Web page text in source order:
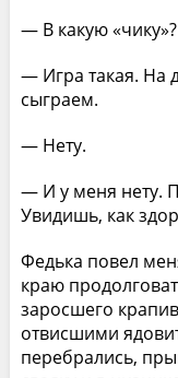
— В какую
— Игра такая. На
сыграем.
— Нету.
— И у меня нету.
Увидишь, как
Федька повел
краю
заросшего
отвисшими
перебрались,